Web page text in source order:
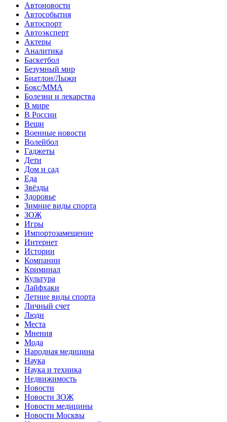
Автоновости
Автособытия
Автоспорт
Автоэксперт
Актеры
Аналитика
Баскетбол
Безумный мир
Биатлон/Лыжи
Бокс/MMA
Болезни и лекарства
В мире
В России
Вещи
Военные новости
Волейбол
Гаджеты
Дети
Дом и сад
Еда
Звёзды
Здоровье
Зимние виды спорта
ЗОЖ
Игры
Импортозамещение
Интернет
Истории
Компании
Криминал
Культура
Лайфхаки
Летние виды спорта
Личный счет
Люди
Места
Мнения
Мода
Народная медицина
Наука
Наука и техника
Недвижимость
Новости
Новости ЗОЖ
Новости медицины
Новости Москвы